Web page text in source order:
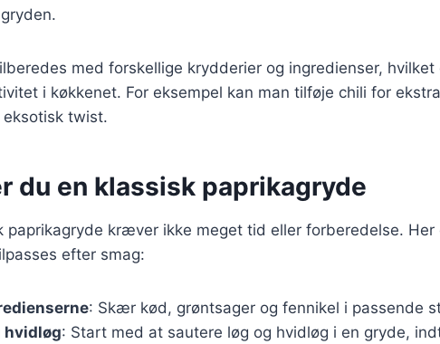
med forskellige krydderier og ingredienser, hvilket
i køkkenet. For eksempel kan man tilføje chili for
twist.
du en klassisk paprikagryde
paprikagryde kræver ikke meget tid eller forberedelse. Her
efter smag:
: Skær kød, grøntsager og fennikel i passende
hvidløg: Start med at sautere løg og hvidløg i en gryde,